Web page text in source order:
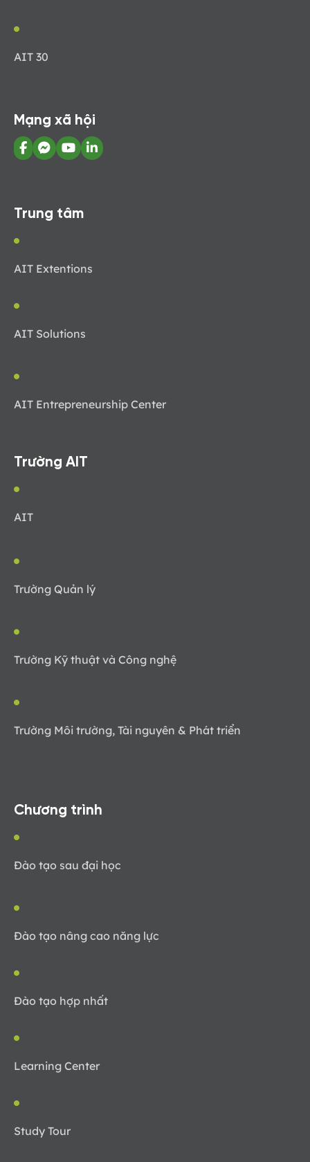
AIT 30
Mạng xã hội
Trung tâm
AIT Extentions
AIT Solutions
AIT Entrepreneurship Center
Trường AIT
AIT
Trường Quản lý
Trường Kỹ thuật và Công nghệ
Trường Môi trường, Tài nguyên & Phát triển
Chương trình
Đào tạo sau đại học
Đào tạo nâng cao năng lực
Đào tạo hợp nhất
Learning Center
Study Tour